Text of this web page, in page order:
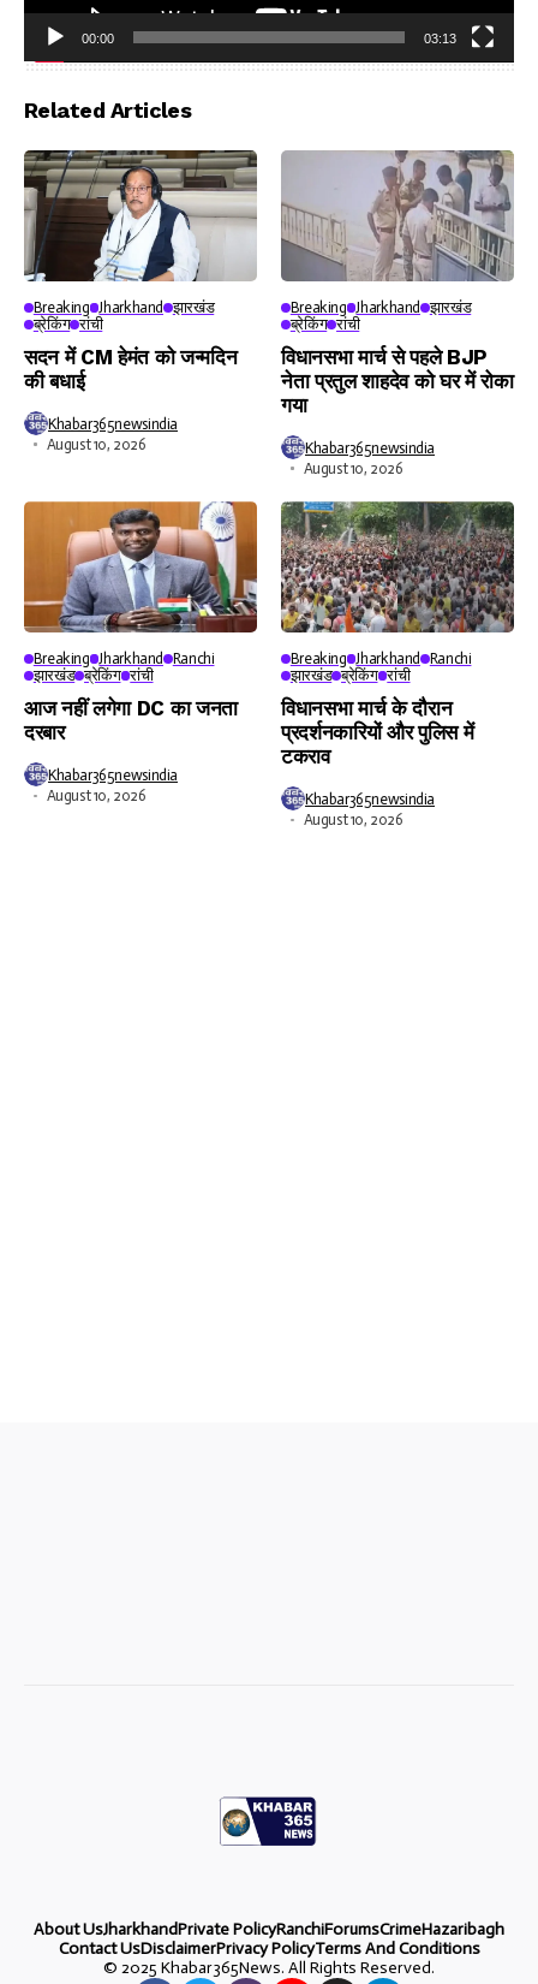
Player
00:00 03:13
Related Articles
Breaking Jharkhand
झारखंड
ब्रेकिंग रांची
सदन में CM हेमंत को जन्मदिन
की बधाई
Khabar365newsindia
August 10, 2026
Breaking Jharkhand
झारखंड
ब्रेकिंग रांची
विधानसभा मार्च से पहले BJP
नेता प्रतुल शाहदेव को घर में रोका
गया
Khabar365newsindia
August 10, 2026
Breaking Jharkhand
Ranchi
झारखंड ब्रेकिंग रांची
आज नहीं लगेगा DC का जनता
दरबार
Khabar365newsindia
August 10, 2026
Breaking Jharkhand
Ranchi
झारखंड ब्रेकिंग रांची
विधानसभा मार्च के दौरान
प्रदर्शनकारियों और पुलिस में
टकराव
Khabar365newsindia
August 10, 2026
About UsJharkhandPrivate PolicyRanchiForumsCrimeHazaribagh
Contact UsDisclaimerPrivacy PolicyTerms And Conditions
© 2025 Khabar365News. All Rights Reserved.